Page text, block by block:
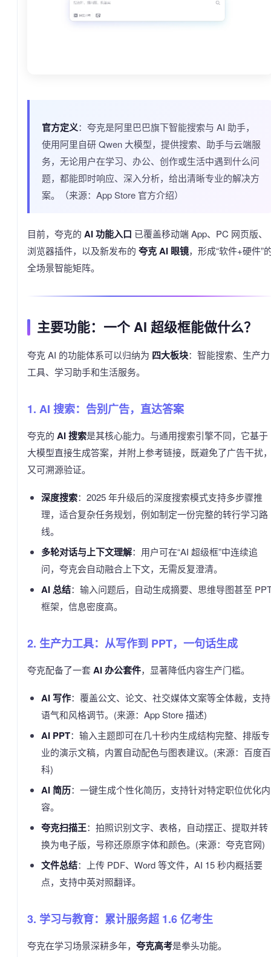
官方定义：夸克是阿里巴巴旗下智能搜索与 AI 助手，
使用阿里自研 Qwen 大模型，提供搜索、助手与云端服
务，无论用户在学习、办公、创作或生活中遇到什么问
题，都能即时响应、深入分析，给出清晰专业的解决方
案。（来源：App Store 官方介绍）
目前，夸克的 AI 功能入口 已覆盖移动端 App、PC 网页版、
浏览器插件，以及新发布的 夸克 AI 眼镜，形成“软件+硬件”
全场景智能矩阵。
主要功能：一个 AI 超级框能做什么？
夸克 AI 的功能体系可以归纳为 四大板块：智能搜索、生产力
工具、学习助手和生活服务。
1. AI 搜索：告别广告，直达答案
夸克的 AI 搜索是其核心能力。与通用搜索引擎不同，它基于
大模型直接生成答案，并附上参考链接，既避免了广告干扰
又可溯源验证。
深度搜索：2025 年升级后的深度搜索模式支持多步骤推
理，适合复杂任务规划，例如制定一份完整的转行学习路
线。
多轮对话与上下文理解：用户可在“AI 超级框”中连续追
问，夸克会自动融合上下文，无需反复澄清。
AI 总结：输入问题后，自动生成摘要、思维导图甚至
框架，信息密度高。
2. 生产力工具：从写作到 PPT，一句话生成
夸克配备了一套AI 办公套件，显著降低内容生产门槛。
AI 写作：覆盖公文、论文、社交媒体文案等全体裁，支持
语气和风格调节。(来源：App Store 描述)
AI PPT：输入主题即可在几十秒内生成结构完整、排版专
业的演示文稿，内置自动配色与图表建议。(来源：百度百
科)
AI 简历：一键生成个性化简历，支持针对特定职位优化内
容。
夸克扫描王：拍照识别文字、表格，自动摆正、提取并转
换为电子版，号称还原原字体和颜色。(来源：夸克官网)
文件总结：上传 PDF、Word 等文件，AI 15 秒内概括要
点，支持中英对照翻译。
3. 学习与教育：累计服务超 1.6 亿考生
夸克在学习场景深耕多年， 夸克高考是拳头功能。